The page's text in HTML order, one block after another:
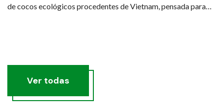
de cocos ecológicos procedentes de Vietnam, pensada para
Ver todas